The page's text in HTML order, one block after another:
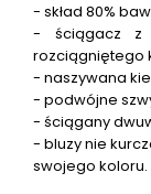
- skład 80%
- ściągacz z
rozciągniętego
- naszywana
- podwójne
- ściągany
- bluzy nie
swojego koloru.